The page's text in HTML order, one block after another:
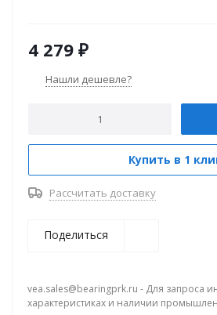
4 279 ₽
Нашли дешевле?
Купить в 1
Рассчитать доставку
Поделиться
vea.sales@bearingprk.ru - Для запроса
характеристиках и наличии